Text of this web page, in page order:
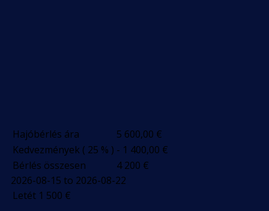
Hajóbérlés ára 5 600,00 €
Kedvezmények ( 25 % ) - 1 400,00 €
Bérlés összesen
4 200 €
2026-08-15 to 2026-08-22
Letét 1 500 €